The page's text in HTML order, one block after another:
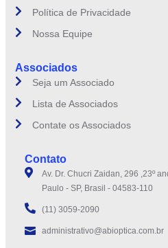
Política de Privacidade
Nossa Equipe
Associados
Seja um Associado
Lista de Associados
Contate os Associados
Contato
Av. Dr. Chucri Zaidan, 296 ,23º
Paulo - SP, Brasil - 04583-110
(11) 3059-2090
administrativo@abioptica.com.br